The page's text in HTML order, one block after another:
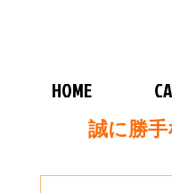
HOME
誠に勝